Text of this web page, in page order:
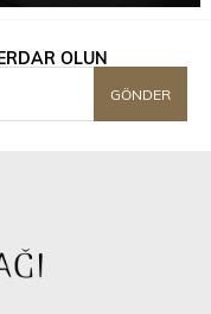
OLUN
GÖNDER